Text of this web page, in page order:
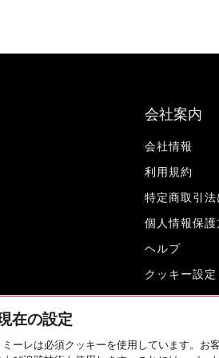
会社案内
会社情報
利用規約
特定商取引
個人情報保護
ヘルプ
クッキー設定
在の設定
ーレは必須クッキーを使用しています。お